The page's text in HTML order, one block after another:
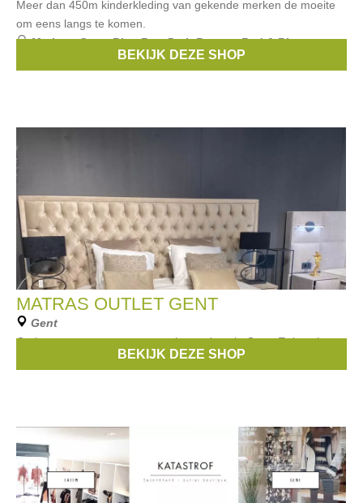
Meer dan 450m kinderkleding van gekende merken de moeite
om eens langs te komen.
Merken:Gant,Blue Bay,Petit Bateau,Red & Blu,
BEKIJK DEZE SHOP
MATRAS OUTLET GENT
Gent
Outlet store van matrassen en boxsprings in Gent. Er is ook een
BEKIJK DEZE SHOP